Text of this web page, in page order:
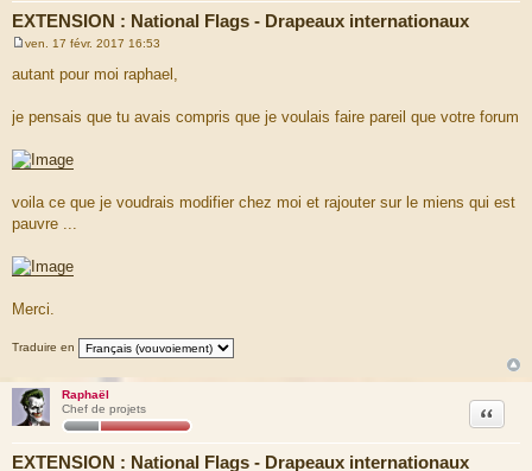
EXTENSION : National Flags - Drapeaux internationaux
e
s
a
g
ven. 17 févr. 2017 16:53
autant pour moi raphael,
je pensais que tu avais compris que je voulais faire pareil que votre forum
voila ce que je voudrais modifier chez moi et rajouter sur le miens qui est
pauvre ...
Merci.
Traduire en
Raphaël
Chef de projets
EXTENSION : National Flags - Drapeaux internationaux
Citation